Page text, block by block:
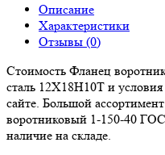
Описание
Характеристики
Отзывы (0)
Стоимость Фланец
сталь 12Х18Н10Т и
сайте. Большой
воротниковый 1-150-40
наличие на складе.